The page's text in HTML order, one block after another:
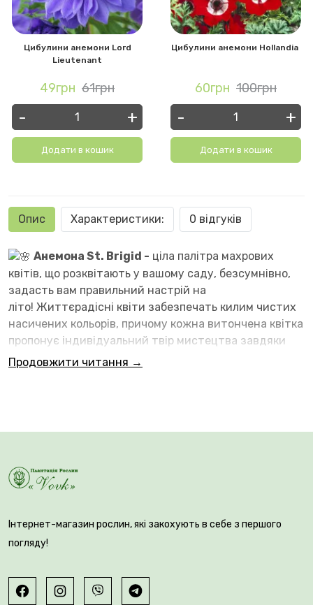
Цибулини анемони Lord
Lieutenant
49грн 61грн
- +
Додати в кошик
Цибулини анемони Hollandia
60грн 100грн
- +
Додати в кошик
Опис Характеристики: 0 відгуків
Анемона St. Brigid - ціла палітра махрових
квітів, що розквітають у вашому саду, безсумнівно,
задасть вам правильний настрій на
літо! Життєрадісні квіти забезпечать килим чистих
насичених кольорів, причому кожна витончена квітка
пропонує індивідуальний твір мистецтва завдяки
високому контрасту між центральним ґудзиком із
Висота рослини 20-30 см. Квітконоси здатні
Продовжити читання →
Інтернет-магазин рослин, які закохують в себе з першого
погляду!